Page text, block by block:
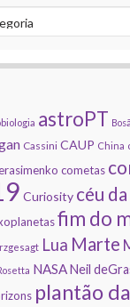
astroPT
Cassini CAUP China
cometas
Curiosity céu
fim do
Lua Marte
NASANeil
plantão